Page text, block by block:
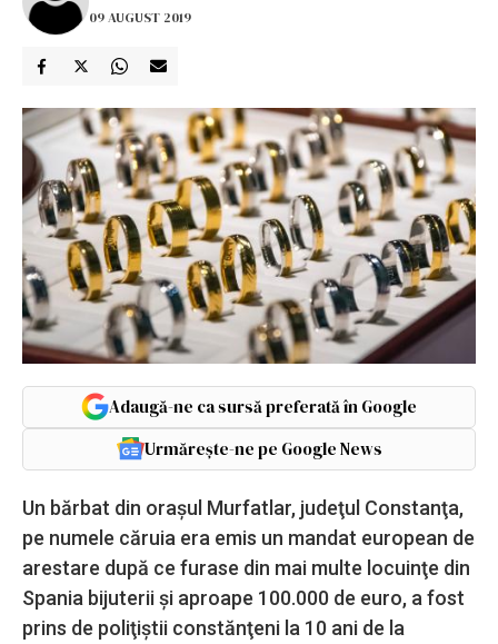
09 AUGUST 2019
Adaugă-ne ca sursă preferată în Google
Urmărește-ne pe Google News
Un bărbat din oraşul Murfatlar, judeţul Constanţa,
pe numele căruia era emis un mandat european de
arestare după ce furase din mai multe locuinţe din
Spania bijuterii şi aproape 100.000 de euro, a fost
prins de poliţiştii constănţeni la 10 ani de la